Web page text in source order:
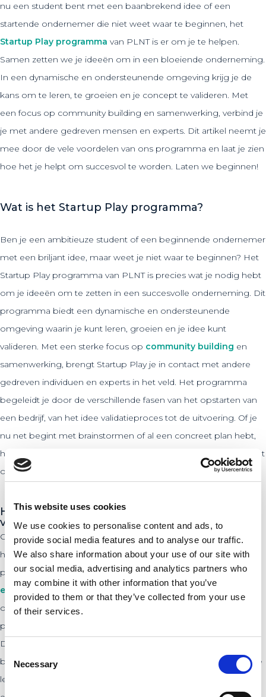
This website uses cookies
We use cookies to personalise content and ads, to
provide social media features and to analyse our traffic.
We also share information about your use of our site with
our social media, advertising and analytics partners who
may combine it with other information that you’ve
provided to them or that they’ve collected from your use
of their services.
Selection
Necessary
nu een student bent met een baanbrekend idee of een
startende ondernemer die niet weet waar te beginnen, het
Startup Play programma van PLNT is er om je te helpen.
Samen zetten we je ideeën om in een bloeiende onderneming.
In een dynamische en ondersteunende omgeving krijg je de
kans om te leren, te groeien en je concept te valideren. Met
een focus op community building en samenwerking, verbind je
je met andere gedreven mensen en experts. Dit artikel neemt je
mee door de vele voordelen van ons programma en laat je zien
hoe het je helpt om succesvol te worden. Laten we beginnen!
Wat is het Startup Play programma?
Ben je een ambitieuze student of een beginnende ondernemer
met een briljant idee, maar weet je niet waar te beginnen? Het
Startup Play programma van PLNT is precies wat je nodig hebt
om je ideeën om te zetten in een succesvolle onderneming. Dit
programma biedt een dynamische en ondersteunende
omgeving waarin je kunt leren, groeien en je idee kunt
valideren. Met een sterke focus op community building en
samenwerking, brengt Startup Play je in contact met andere
gedreven individuen en experts in het veld. Het programma
begeleidt je door de verschillende fasen van het opstarten van
een bedrijf, van het idee validatieproces tot de uitvoering. Of je
nu net begint met brainstormen of al een concreet plan hebt,
het programma biedt de tools en begeleiding die je nodig hebt
om je ondernemersdromen werkelijkheid te maken.
Hoe helpt het programma bij het ontwikkelen
van ondernemersvaardigheden?
Ondernemerschap is meer dan alleen een goed idee hebben;
het vereist een breed scala aan vaardigheden. Het Startup Play
programma van PLNT biedt een uitgebreid scala aan
educatieve programma’s
die je helpen deze vaardigheden te
ontwikkelen. Denk aan workshops en trainingen over business
planning, marketingstrategieën en financieel management.
Deze educatieve onderdelen zijn ontworpen om je voor te
bereiden op de vele uitdagingen van het ondernemerschap. Je
leert van ervaren ondernemers en experts die hun kennis en